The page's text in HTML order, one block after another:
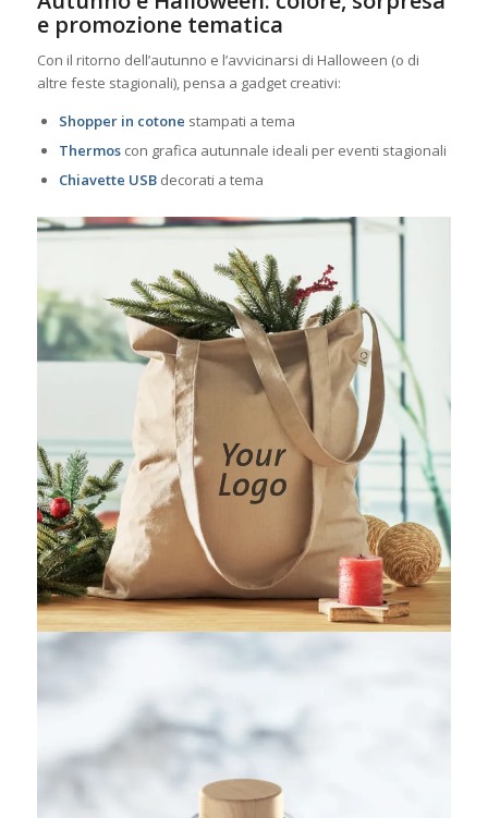
e promozione tematica
Con il ritorno dell’autunno e l’avvicinarsi di Halloween (o di
altre feste stagionali), pensa a gadget creativi:
Shopper in cotone stampati a tema
Thermoscon grafica autunnale ideali per eventi stagionali
Chiavette USBdecorati a tema